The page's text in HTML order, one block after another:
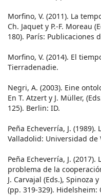
Morfino, V. (2011). La
Ch. Jaquet y P.-F. Moreau
180). París: Publicaciones
Morfino, V. (2014). El
Tierradenadie.
Negri, A. (2003). Eine
En T. Atzert y J. Müller,
125). Berlin: ID.
Peña Echeverría, J.
Valladolid: Universidad de
Peña Echeverría, J.
problema de la
J. Carvajal (Eds.),
(pp. 319-329). Hidelsheim: